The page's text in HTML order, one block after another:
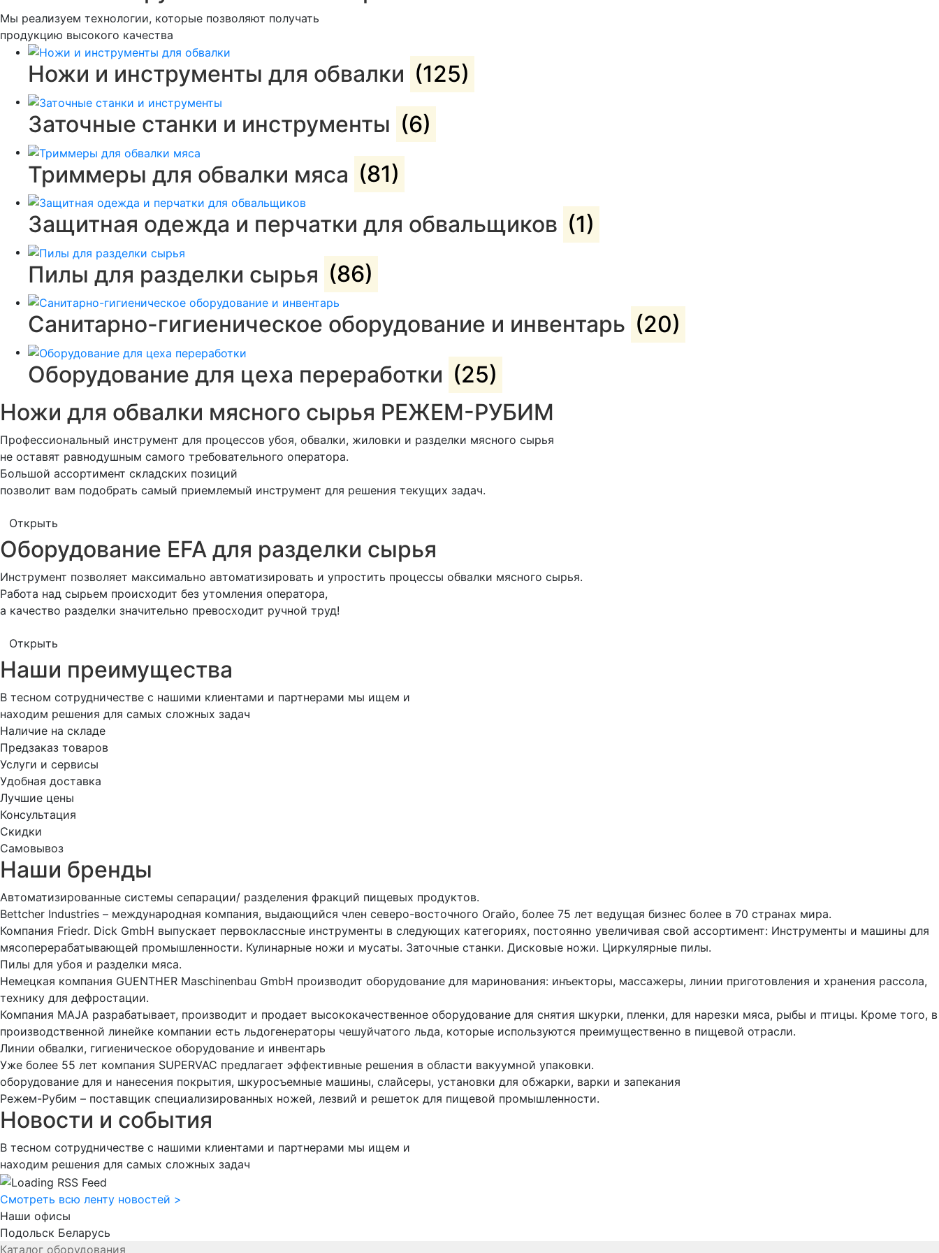
Мы реализуем технологии, которые позволяют получать
продукцию высокого качества
Ножи и инструменты для обвалки (125)
Заточные станки и инcтрументы (6)
Триммеры для обвалки мяса (81)
Защитная одежда и перчатки для обвальщиков (1)
Пилы для разделки сырья (86)
Санитарно-гигиеническое оборудование и инвентарь (20)
Оборудование для цеха переработки (25)
Ножи для обвалки мясного сырья РЕЖЕМ-РУБИМ
Профессиональный инструмент для процессов убоя, обвалки, жиловки и разделки мясного сырья
не оставят равнодушным самого требовательного оператора.
Большой ассортимент складских позиций
позволит вам подобрать самый приемлемый инструмент для решения текущих задач.
Открыть
Оборудование EFA для разделки сырья
Инструмент позволяет максимально автоматизировать и упростить процессы обвалки мясного сырья.
Работа над сырьем происходит без утомления оператора,
а качество разделки значительно превосходит ручной труд!
Открыть
Наши преимущества
В тесном сотрудничестве с нашими клиентами и партнерами мы ищем и
находим решения для самых сложных задач
Наличие на складе
Предзаказ товаров
Услуги и сервисы
Удобная доставка
Лучшие цены
Консультация
Скидки
Самовывоз
Наши бренды
Автоматизированные системы сепарации/ разделения фракций пищевых продуктов.
Bettcher Industries – международная компания, выдающийся член северо-восточного Огайо, более 75 лет ведущая бизнес более в 70 странах мира.
Компания Friedr. Dick GmbH выпускает первоклассные инструменты в следующих категориях, постоянно увеличивая свой ассортимент: Инструменты и машины для
мясоперерабатывающей промышленности. Кулинарные ножи и мусаты. Заточные станки. Дисковые ножи. Циркулярные пилы.
Пилы для убоя и разделки мяса.
Немецкая компания GUENTHER Maschinenbau GmbH производит оборудование для маринования: инъекторы, массажеры, линии приготовления и хранения рассола,
технику для дефростации.
Компания MAJA разрабатывает, производит и продает высококачественное оборудование для снятия шкурки, пленки, для нарезки мяса, рыбы и птицы. Кроме того, в
производственной линейке компании есть льдогенераторы чешуйчатого льда, которые используются преимущественно в пищевой отрасли.
Линии обвалки, гигиеническое оборудование и инвентарь
Уже более 55 лет компания SUPERVAC предлагает эффективные решения в области вакуумной упаковки.
оборудование для и нанесения покрытия, шкуросъемные машины, слайсеры, установки для обжарки, варки и запекания
Режем-Рубим – поставщик специализированных ножей, лезвий и решеток для пищевой промышленности.
Новости и события
В тесном сотрудничестве с нашими клиентами и партнерами мы ищем и
находим решения для самых сложных задач
Смотреть всю ленту новостей >
Наши офисы
Подольск Беларусь
Каталог оборудования